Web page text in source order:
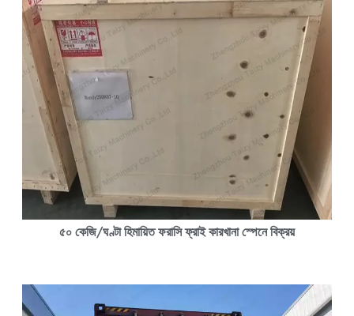
৫০ কেজি/ঘণ্টা হিমায়িত ফরাসি ফ্রাই কারখানা স্পেনে বিক্রয়